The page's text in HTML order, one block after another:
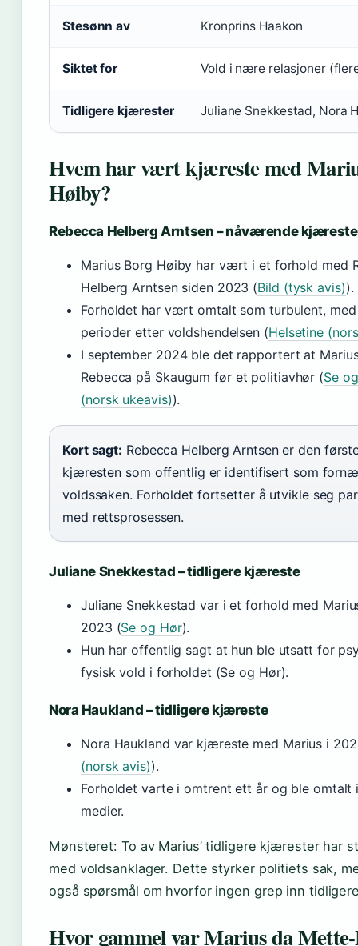
Stesønn av Kronprins Haakon
Siktet for Vold i nære relasjoner
Tidligere kjærester Juliane Snekkestad, Nora
Hvem har vært kjæreste med
Høiby?
Rebecca Helberg Arntsen – nåværende kjæreste
Marius Borg Høiby har vært i et forhold med
Helberg Arntsen siden 2023 (Bild (tysk avis)).
Forholdet har vært omtalt som turbulent,
perioder etter voldshendelsen (Helsetine
I september 2024 ble det rapportert at
Rebecca på Skaugum før et politiavhør (Se
(norsk ukeavis)).
Kort sagt: Rebecca Helberg Arntsen er den
kjæresten som offentlig er identifisert som
voldssaken. Forholdet fortsetter å utvikle seg
med rettsprosessen.
Juliane Snekkestad – tidligere kjæreste
Juliane Snekkestad var i et forhold med
2023 (Se og Hør).
Hun har offentlig sagt at hun ble utsatt for
fysisk vold i forholdet (Se og Hør).
Nora Haukland – tidligere kjæreste
Nora Haukland var kjæreste med Marius i
(norsk avis)).
Forholdet varte i omtrent ett år og ble omtalt
medier.
Mønsteret: To av Marius’ tidligere kjærester har
med voldsanklager. Dette styrker politiets sak,
også spørsmål om hvorfor ingen grep inn
Hvor gammel var Marius da